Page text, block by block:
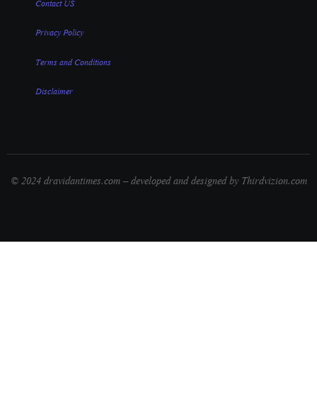
Privacy Policy
Terms and Conditions
Disclaimer
© 2024 dravidantimes.com – developed and designed by Thirdvizion.com